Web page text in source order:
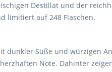
Destillat und der
limitiert auf 248 Flaschen.
dunkler Süße und würzigen
Note. Dahinter